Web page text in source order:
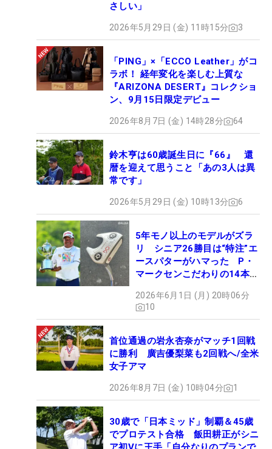
さしい」
2026年5月29日 (金) 11時15分 3
「PING」×「ECCO Leather」がコ
ラボ！ 経年変化を楽しむ上質な
『ARIZONA DESERT』コレクショ
ン、9月15日限定デビュー
2026年8月7日 (金) 14時28分 64
鈴木亨は60歳誕生日に『66』 還
暦を迎えて思うこと「あの3人は異
常です」
2026年5月29日 (金) 10時13分 6
5年モノ以上のモデルがズラ
リ シニア26勝目は“特注”エ
ースパターがハマった P・
マークセンこだわりの14本
2026年6月1日 (月) 20時06分
10
首位通過の岩永杏奈がマッチ1回戦
に勝利 廣吉優梨菜も2回戦へ/全米
女子アマ
2026年8月7日 (金) 10時04分 1
30歳で「日本ミッド」制覇＆45歳
でプロテスト合格 飯田耕正がシニ